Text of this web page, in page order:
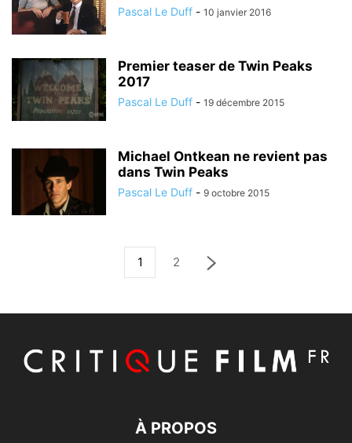
Pascal Le Duff - 10 janvier 2016
Premier teaser de Twin Peaks
2017
Pascal Le Duff - 19 décembre 2015
Michael Ontkean ne revient pas
dans Twin Peaks
Pascal Le Duff - 9 octobre 2015
1 2
À PROPOS